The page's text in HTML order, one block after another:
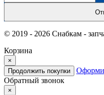
© 2019 - 2026 Снабкам -
Корзина
×
Продолжить покупки
Обратный звонок
×